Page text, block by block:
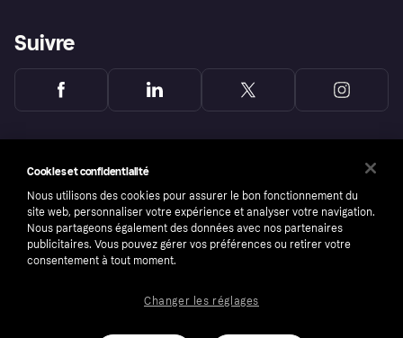
Suivre
Cookies et confidentialité
Nous utilisons des cookies pour assurer le bon fonctionnement du
site web, personnaliser votre expérience et analyser votre navigation.
Nous partageons également des données avec nos partenaires
publicitaires. Vous pouvez gérer vos préférences ou retirer votre
consentement à tout moment.
Changer les réglages